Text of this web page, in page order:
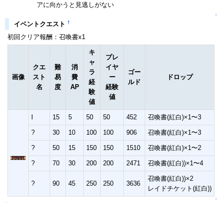
アに向かうと見逃しがない
↑
イベントクエスト †
初回クリア報酬：召喚書x1
画像
クエ
スト
名
難
易
度
消
費
AP
キ
ャ
ラ
経
験
値
プレ
イヤ
ー
経験
値
ゴー
ルド
ドロップ
15 5 50 50 452 召喚書(紅白)×1〜3
? 30 10 100 100 906 召喚書(紅白)×1〜3
? 50 15 150 150 1510 召喚書(紅白)×1〜2
? 70 30 200 200 2471 召喚書(紅白))×1〜4
? 90 45 250 250 3636
召喚書(紅白))×2
レイドチケット(紅白))
↑